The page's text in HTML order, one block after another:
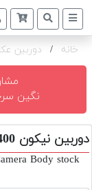
دوربین
و
تجهیزات
و
اکسسوری
خانه / دوربین
نگین سرخوش
دوربین نیکون D3400 بدنه دست دوم
Body stock